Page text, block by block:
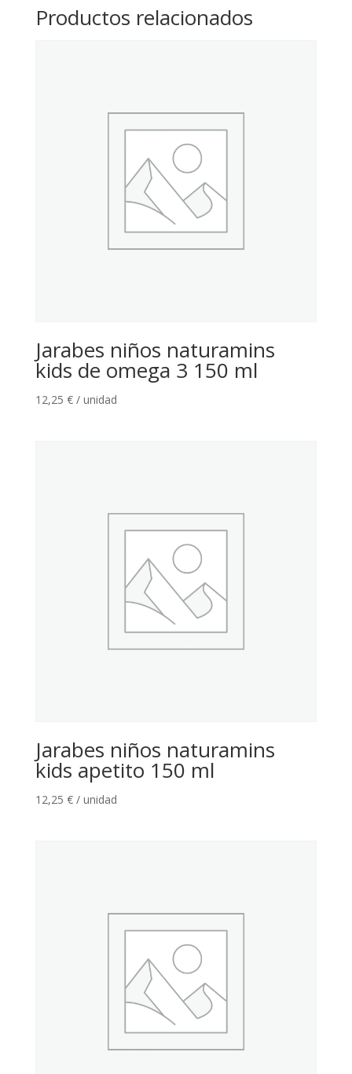
Productos relacionados
Jarabes niños naturamins
kids de omega 3 150 ml
12,25 € / unidad
Jarabes niños naturamins
kids apetito 150 ml
12,25 € / unidad